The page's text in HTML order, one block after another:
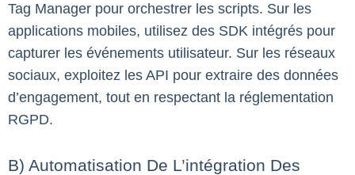
Tag Manager pour orchestrer les scripts. Sur les
applications mobiles, utilisez des SDK intégrés pour
capturer les événements utilisateur. Sur les réseaux
sociaux, exploitez les API pour extraire des données
d’engagement, tout en respectant la réglementation
RGPD.
B) Automatisation De L’intégration Des